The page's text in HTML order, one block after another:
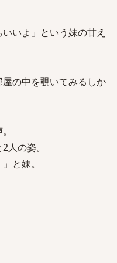
いよ」という妹の甘え
の中を覗いてみるしか
人の姿。
と妹。